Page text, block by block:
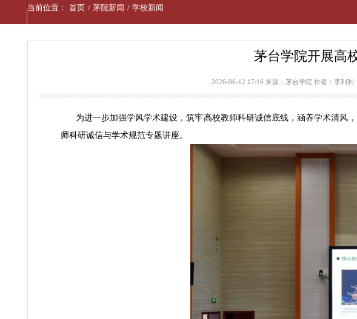
茅台学院
2026-06-12 17:16 来源：茅台学院
为进一步加强学风学术建设，筑牢高校教师科研诚信底线，涵